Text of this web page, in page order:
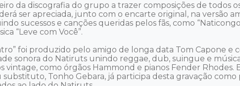
da discografia do grupo a trazer composições de todos
ser apreciada, junto com o encarte original, na versão
sucessos e canções queridas pelos fãs, como
“Leve com Você”.
foi produzido pelo amigo de longa data Tom Capone
sonora do Natiruts unindo reggae, dub, suingue e
vintage, como órgãos Hammond e pianos Fender Rhodes.
Tonho Gebara, já participa desta gravação como